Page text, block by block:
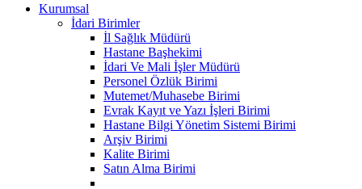
Kurumsal
İdari Birimler
İl Sağlık Müdürü
Hastane Başhekimi
İdari Ve Mali İşler Müdürü
Personel Özlük Birimi
Mutemet/Muhasebe Birimi
Evrak Kayıt ve Yazı İşleri Birimi
Hastane Bilgi Yönetim Sistemi Birimi
Arşiv Birimi
Kalite Birimi
Satın Alma Birimi